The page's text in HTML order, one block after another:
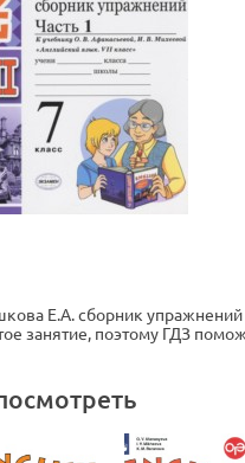
Е.А. сборник
занятие, поэтому ГДЗ